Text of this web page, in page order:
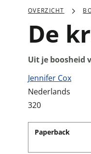
OVERZICHT
De
Uit je boosheid
Jennifer Cox
Nederlands
320
Paperback